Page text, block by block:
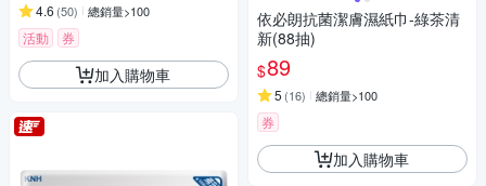
4.6 (50) 總銷量>100
活動 券
加入購物車
依必朗抗菌潔膚濕紙巾-綠茶清
新(88抽)
$89
5 (16) 總銷量>100
券
加入購物車